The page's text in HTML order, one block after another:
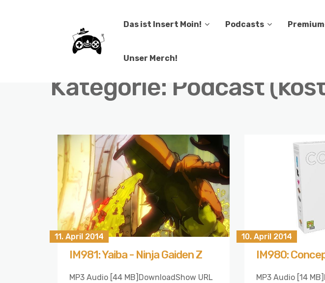
Das ist Insert Moin! Podcasts
Unser Merch!
Kategorie: Podcast
11. April 2014
IM981: Yaiba - Ninja Gaiden Z
MP3 Audio [44 MB]DownloadShow URL
10. April 2014
IM980:
MP3 Audio [14